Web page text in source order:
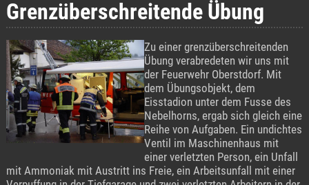
Grenzüberschreitende Übung
Zu einer grenzüberschreitenden
Übung verabredeten wir uns mit
der Feuerwehr Oberstdorf. Mit
dem Übungsobjekt, dem
Eisstadion unter dem Fusse des
Nebelhorns, ergab sich gleich eine
Reihe von Aufgaben. Ein undichtes
Ventil im Maschinenhaus mit
einer verletzten Person, ein Unfall
mit Ammoniak mit Austritt ins Freie, ein Arbeitsunfall mit einer